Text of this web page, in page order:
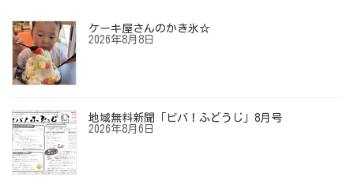
ケーキ屋さんのかき氷☆
2026年8月8日
地域無料新聞「ビバ！ふどうじ」8月号
2026年8月6日